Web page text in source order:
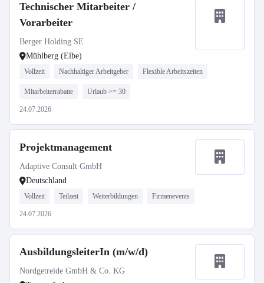
Technischer Mitarbeiter /
Vorarbeiter
Berger Holding SE
Mühlberg (Elbe)
Vollzeit Nachhaltiger Arbeitgeber Flexible Arbeitszeiten
Mitarbeiterrabatte Urlaub >= 30
24.07.2026
Projektmanagement
Adaptive Consult GmbH
Deutschland
Vollzeit Teilzeit Weiterbildungen Firmenevents
24.07.2026
AusbildungsleiterIn (m/w/d)
Nordgetreide GmbH & Co. KG